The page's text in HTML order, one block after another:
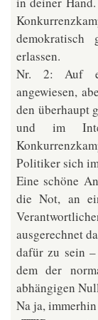
demokratisch
erlassen.
Nr. 2: Auf
angewiesen,
den überhaupt
und im
Politiker sich
Eine schöne
die Not, an
ausgerechnet
dafür zu sein
dem der
abhängigen
Na ja,